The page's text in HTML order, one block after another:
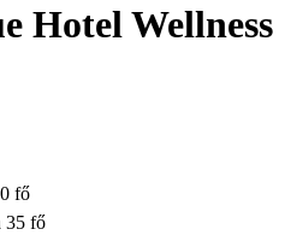
Hotel Wellness
fő
35 fő